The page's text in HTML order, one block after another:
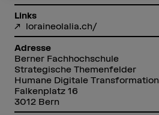
Links
loraineolalia.ch/
Adresse
Berner Fachhochschule
Strategische Themenfelder
Humane Digitale Transformation
Falkenplatz 16
3012 Bern